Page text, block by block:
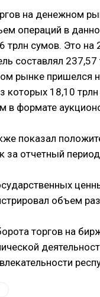
на денежном
операций в
трлн сумов. Это
составлял
рынке пришелся
которых 18,10
в формате
показал
за отчетный
объем
торгов на